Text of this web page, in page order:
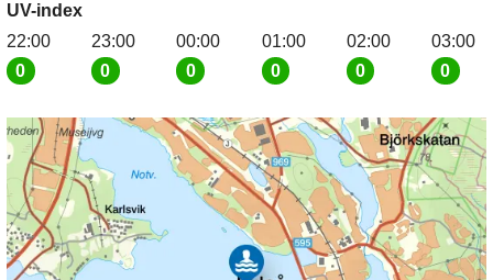
UV-index
22:00
0
23:00
0
00:00
0
01:00
0
02:00
0
03:00
0